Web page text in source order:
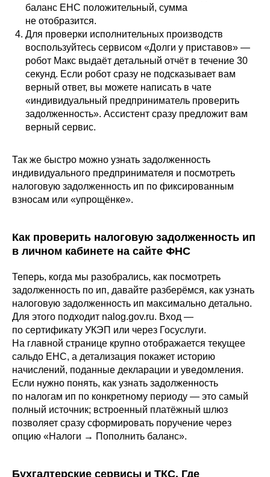
баланс ЕНС положительный, сумма
не отобразится.
Для проверки исполнительных производств
воспользуйтесь сервисом «Долги у приставов» —
робот Макс выдаёт детальный отчёт в течение 30
секунд. Если робот сразу не подсказывает вам
верный ответ, вы можете написать в чате
«индивидуальный предприниматель проверить
задолженность». Ассистент сразу предложит вам
верный сервис.
Так же быстро можно узнать задолженность
индивидуального предпринимателя и посмотреть
налоговую задолженность ип по фиксированным
взносам или «упрощёнке».
Как проверить налоговую задолженность ип
в личном кабинете на сайте ФНС
Теперь, когда мы разобрались, как посмотреть
задолженность по ип, давайте разберёмся, как узнать
налоговую задолженность ип максимально детально.
Для этого подходит nalog.gov.ru. Вход —
по сертификату УКЭП или через Госуслуги.
На главной странице крупно отображается текущее
сальдо ЕНС, а детализация покажет историю
начислений, поданные декларации и уведомления.
Если нужно понять, как узнать задолженность
по налогам ип по конкретному периоду — это самый
полный источник; встроенный платёжный шлюз
позволяет сразу сформировать поручение через
опцию «Налоги → Пополнить баланс».
Бухгалтерские сервисы и ТКС. Где